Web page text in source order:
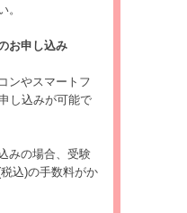
。
お申し込み
ンやスマートフ
し込みが可能で
みの場合、受験
込)の手数料がか